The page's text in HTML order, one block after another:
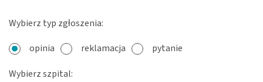
Wybierz typ zgłoszenia:
opinia
reklamacja
pytanie
Wybierz szpital: